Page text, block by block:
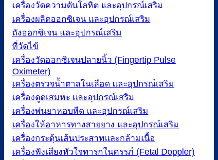
เครื่องวัดความดันโลหิต และอุปกรณ์เสริม
เครื่องผลิตออกซิเจน และอุปกรณ์เสริม
ถังออกซิเจน และอุปกรณ์เสริม
ที่วัดไข้
เครื่องวัดออกซิเจนปลายนิ้ว (Fingertip Pulse
Oximeter)
เครื่องตรวจน้ำตาลในเลือด และอุปกรณ์เสริม
เครื่องดูดเสมหะ และอุปกรณ์เสริม
เครื่องพ่นยาหอบหืด และอุปกรณ์เสริม
เครื่องให้อาหารทางสายยาง และอุปกรณ์เสริม
เครื่องกระตุ้นเส้นประสาทและกล้ามเนื้อ
เครื่องฟังเสียงหัวใจทารกในครรภ์ (Fetal Doppler)